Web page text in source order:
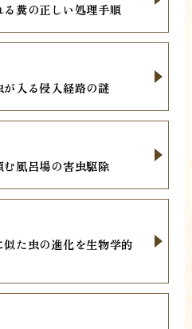
糞の正しい処理手順
入る侵入経路の謎
風呂場の害虫駆除
た虫の進化を生物学的